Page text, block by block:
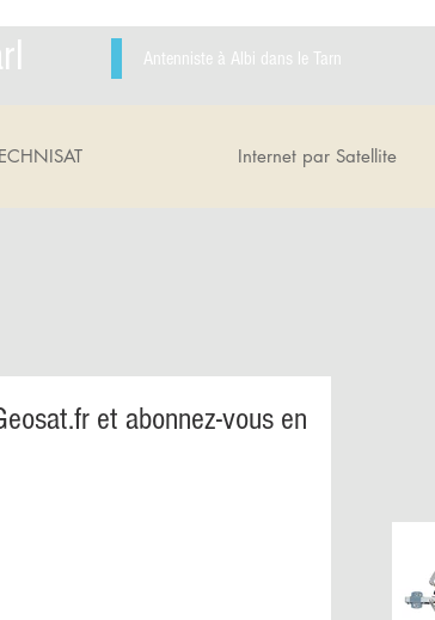
Antenniste à Albi dans le Tarn
Internet par Satellite
et abonnez-vous en